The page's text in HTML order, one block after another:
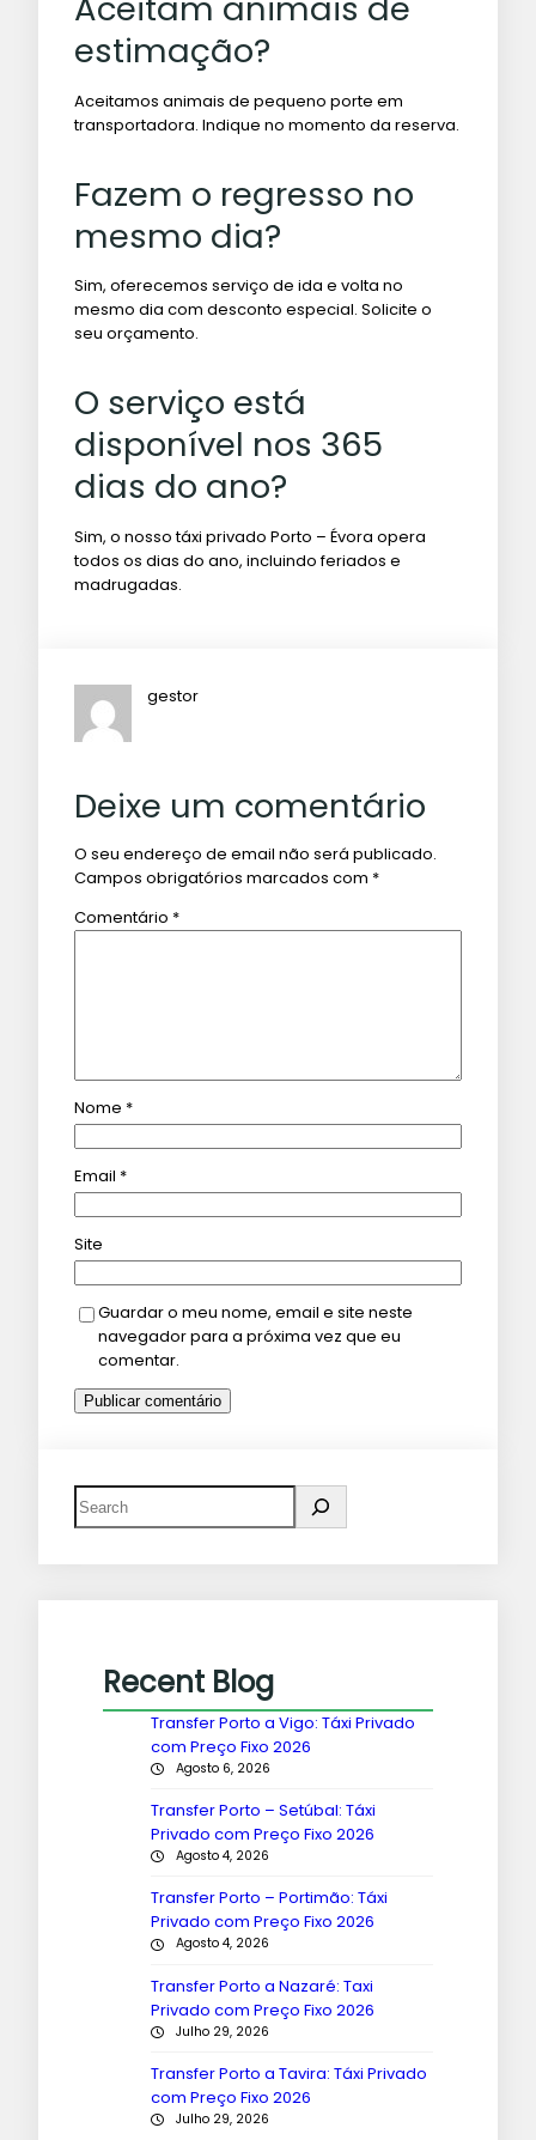
estimação?
Aceitamos animais de pequeno porte em
transportadora. Indique no momento da reserva.
Fazem o regresso no
mesmo dia?
Sim, oferecemos serviço de ida e volta no
mesmo dia com desconto especial. Solicite o
seu orçamento.
O serviço está
disponível nos 365
dias do ano?
Sim, o nosso táxi privado Porto – Évora opera
todos os dias do ano, incluindo feriados e
madrugadas.
gestor
Deixe um comentário
O seu endereço de email não será publicado.
Campos obrigatórios marcados com *
Comentário *
Nome *
Email *
Site
Guardar o meu nome, email e site neste
navegador para a próxima vez que eu
comentar.
Recent Blog
Transfer Porto a Vigo: Táxi Privado
com Preço Fixo 2026
Agosto 6, 2026
Transfer Porto – Setúbal: Táxi
Privado com Preço Fixo 2026
Agosto 4, 2026
Transfer Porto – Portimão: Táxi
Privado com Preço Fixo 2026
Agosto 4, 2026
Transfer Porto a Nazaré: Taxi
Privado com Preço Fixo 2026
Julho 29, 2026
Transfer Porto a Tavira: Táxi Privado
com Preço Fixo 2026
Julho 29, 2026